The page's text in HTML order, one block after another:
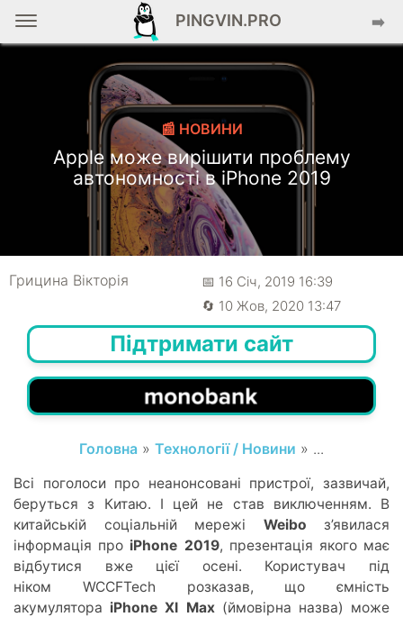
PINGVIN.PRO ➡️
📰 НОВИНИ
Apple може вирішити проблему
автономності в iPhone 2019
Грицина Вікторія
📅 16 Січ, 2019 16:39
🔄 10 Жов, 2020 13:47
Підтримати сайт
Головна » Технології / Новини » ...
Всі поголоси про неанонсовані пристрої, зазвичай,
беруться з Китаю. І цей не став виключенням. В
китайській соціальній мережі Weibo з’явилася
інформація про iPhone 2019, презентація якого має
відбутися вже цієї осені. Користувач під
ніком WCCFTech розказав, що ємність
акумулятора iPhone XI Max(ймовірна назва) може